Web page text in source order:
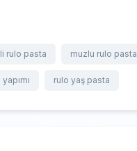
rulo pasta muzlu rulo pasta
rulo yaş pasta